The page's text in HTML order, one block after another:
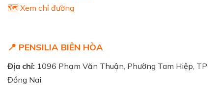
🗺️ Xem chỉ đường
📍 PENSILIA BIÊN HÒA
Địa chỉ: 1096 Phạm Văn Thuận, Phường Tam Hiệp, TP
Đồng Nai